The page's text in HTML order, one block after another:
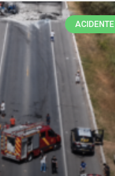
ACIDENTE